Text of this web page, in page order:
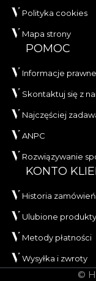
Polityka cookies
Mapa strony
POMOC
Informacje prawne
Skontaktuj się z
Najczęściej
ANPC
Rozwiązywanie
KONTO
Historia zamówień
Ulubione produkty
Metody płatności
Wysyłka i zwroty
©